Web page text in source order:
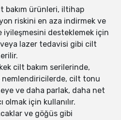
bakım ürünleri, iltihap
riskini en aza indirmek ve
desteklemek için
lazer tedavisi gibi cilt
cilt bakım serilerinde,
nemlendiricilerde, cilt tonu
ve daha parlak, daha net
için kullanılır.
ve göğüs gibi